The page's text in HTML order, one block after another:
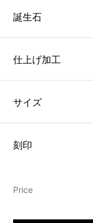
誕生石
仕上げ加工
サイズ
刻印
Price